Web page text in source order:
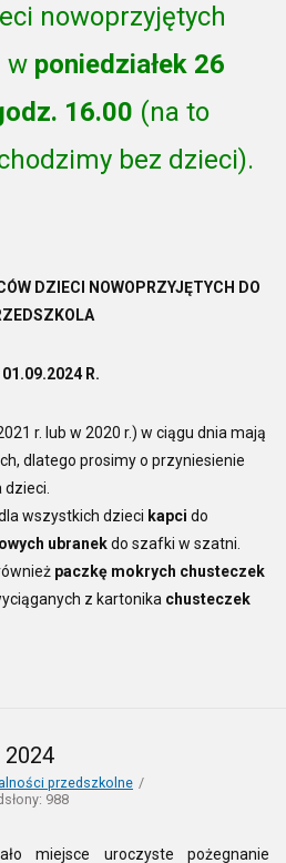
nowoprzyjętych
w poniedziałek 26
16.00 (na to
bez dzieci).
DZIECI NOWOPRZYJĘTYCH DO
01.09.2024 R.
r. lub w 2020 r.) w ciągu dnia mają
dlatego prosimy o przyniesienie
dzieci.
wszystkich dzieci kapci do
ubranekdo szafki w szatni.
paczkę mokrych chusteczek
z kartonika chusteczek
przedszkolne
988
miejsce uroczyste pożegnanie